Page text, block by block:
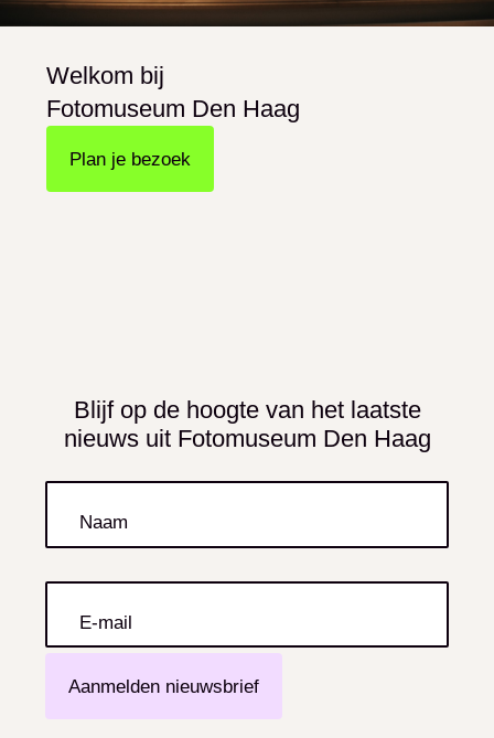
Welkom bij
Fotomuseum Den Haag
Plan je bezoek
Blijf op de hoogte van het laatste
nieuws uit Fotomuseum Den Haag
Naam
E-mail
Aanmelden nieuwsbrief